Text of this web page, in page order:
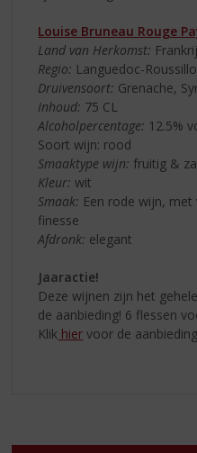
Louise Bruneau Rouge
Land van Herkomst:
Regio: Languedoc-
Druivensoort: Grenache,
Inhoud: 75 CL
Alcoholpercentage: 12.5%
Soort wijn: rood
Smaaktype wijn: fruitig &
Kleur: wit
Smaak: Een rode wijn, met
finesse
Afdronk: elegant
Jaaractie!
Deze wijnen zijn het
de aanbieding! 6 flessen
Klik hier voor de